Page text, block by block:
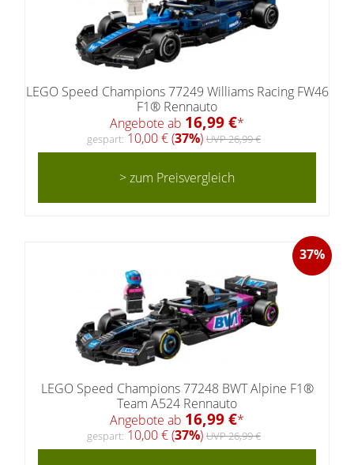
LEGO Speed Champions 77249 Williams Racing FW46
F1® Rennauto
Angebote ab 16,99 €*
gespart: 10,00 € (37%) UVP 26,99 €
> zum Preisvergleich
37%
LEGO Speed Champions 77248 BWT Alpine F1®
Team A524 Rennauto
Angebote ab 16,99 €*
gespart: 10,00 € (37%) UVP 26,99 €